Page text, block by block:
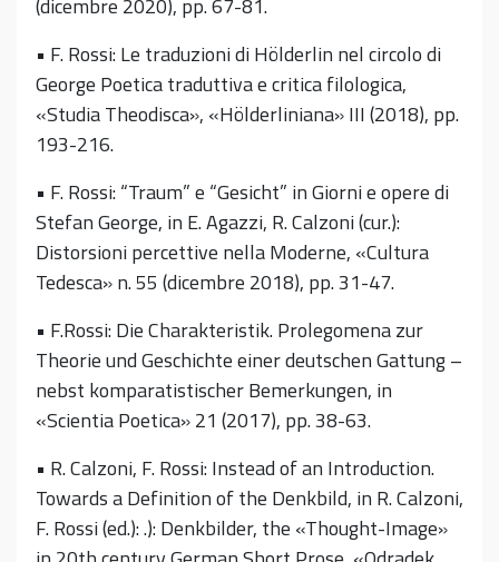
(dicembre 2020), pp. 67-81.
• F. Rossi: Le traduzioni di Hölderlin nel circolo di
George Poetica traduttiva e critica filologica,
«Studia Theodisca», «Hölderliniana» III (2018), pp.
193-216.
• F. Rossi: “Traum” e “Gesicht” in Giorni e opere di
Stefan George, in E. Agazzi, R. Calzoni (cur.):
Distorsioni percettive nella Moderne, «Cultura
Tedesca» n. 55 (dicembre 2018), pp. 31-47.
• F.Rossi: Die Charakteristik. Prolegomena zur
Theorie und Geschichte einer deutschen Gattung –
nebst komparatistischer Bemerkungen, in
«Scientia Poetica» 21 (2017), pp. 38-63.
• R. Calzoni, F. Rossi: Instead of an Introduction.
Towards a Definition of the Denkbild, in R. Calzoni,
F. Rossi (ed.): .): Denkbilder, the «Thought-Image»